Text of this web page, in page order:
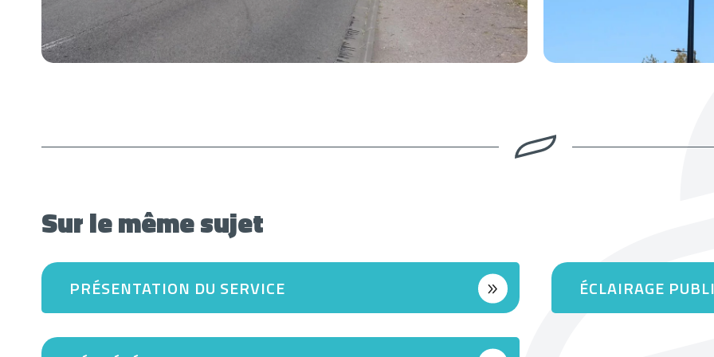
Sur le même sujet
PRÉSENTATION DU SERVICE ÉCLAIRAGE